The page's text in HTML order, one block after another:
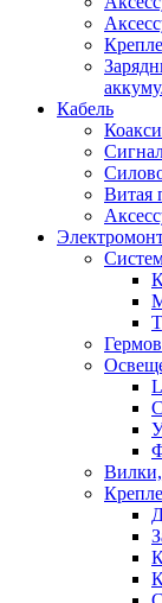
Кабель
Витая
Вилки,